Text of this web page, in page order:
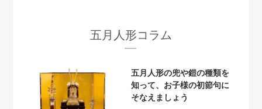
五月人形コラム
五月人形の兜や鎧の種類を
知って、お子様の初節句に
そなえましょう